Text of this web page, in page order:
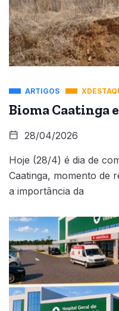
ARTIGOS
Bioma Caatinga
28/04/2026
Hoje (28/4) é dia de
Caatinga, momento de
a importância da